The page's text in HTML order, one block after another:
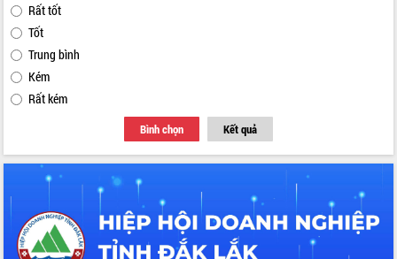
Rất tốt
Tốt
Trung bình
Kém
Rất kém
Bình chọn Kết quả